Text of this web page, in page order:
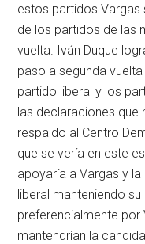
estos partidos Vargas
de los partidos de las
vuelta. Iván Duque
paso a segunda
partido liberal y los
las declaraciones que
respaldo al Centro
que se vería en este
apoyaría a Vargas y
liberal manteniendo
preferencialmente por
mantendrían la